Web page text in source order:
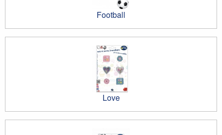
Football
Love